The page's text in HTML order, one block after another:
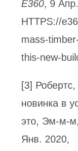
E360, 9
HTTPS://
mass-
this-new-
[3]
новинка в
это, Эм-м-
Янв. 2020,